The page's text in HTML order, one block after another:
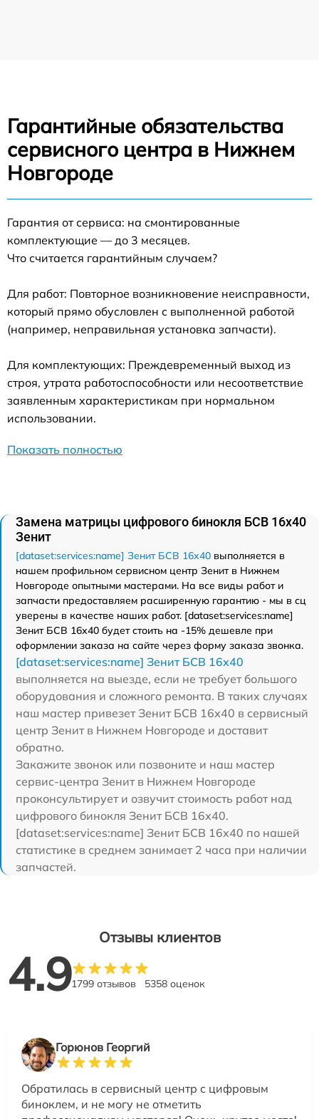
Гарантийные обязательства
сервисного центра в Нижнем
Новгороде
Гарантия от сервиса: на смонтированные
комплектующие — до 3 месяцев.
Что считается гарантийным случаем?
Для работ: Повторное возникновение неисправности,
который прямо обусловлен с выполненной работой
(например, неправильная установка запчасти).
Для комплектующих: Преждевременный выход из
строя, утрата работоспособности или несоответствие
заявленным характеристикам при нормальном
использовании.
Показать полностью
Замена матрицы цифрового бинокля БСВ 16х40
Зенит
[dataset:services:name] Зенит БСВ 16х40 выполняется в
нашем профильном сервисном центр Зенит в Нижнем
Новгороде опытными мастерами. На все виды работ и
запчасти предоставляем расширенную гарантию - мы в сц
уверены в качестве наших работ. [dataset:services:name]
Зенит БСВ 16х40 будет стоить на -15% дешевле при
оформлении заказа на сайте через форму заказа звонка.
[dataset:services:name] Зенит БСВ 16х40
выполняется на выезде, если не требует большого
оборудования и сложного ремонта. В таких случаях
наш мастер привезет Зенит БСВ 16х40 в сервисный
центр Зенит в Нижнем Новгороде и доставит
обратно.
Закажите звонок или позвоните и наш мастер
сервис-центра Зенит в Нижнем Новгороде
проконсультирует и озвучит стоимость работ над
цифрового бинокля Зенит БСВ 16х40.
[dataset:services:name] Зенит БСВ 16х40 по нашей
статистике в среднем занимает 2 часа при наличии
запчастей.
Отзывы клиентов
4.91799 отзывов 5358 оценок
Горюнов Георгий
Обратилась в сервисный центр с цифровым
биноклем, и не могу не отметить